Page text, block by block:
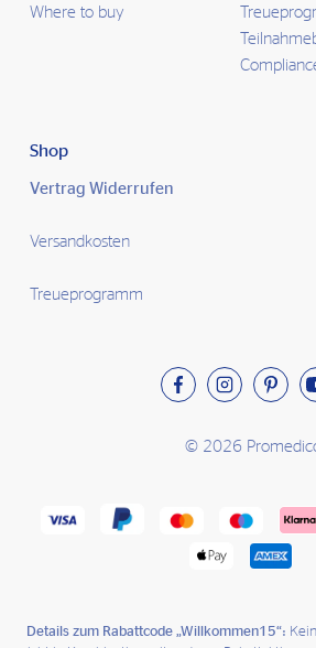
Where to buy
Shop
Vertrag Widerrufen
Versandkosten
Treueprogramm
© 2026
Details zum Rabattcode „Willkommen15“: